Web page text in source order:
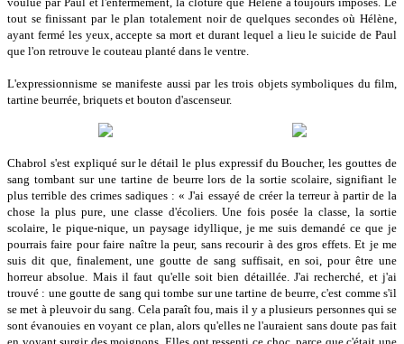
tout se finissant par le plan totalement noir de quelques secondes où Hélène,
ayant fermé les yeux, accepte sa mort et durant lequel a lieu le suicide de Paul
que l'on retrouve le couteau planté dans le ventre.
L'expressionnisme se manifeste aussi par les trois objets symboliques du film,
tartine beurrée, briquets et bouton d'ascenseur.
Chabrol s'est expliqué sur le détail le plus expressif du Boucher, les gouttes de
sang tombant sur une tartine de beurre lors de la sortie scolaire, signifiant le
plus terrible des crimes sadiques : « J'ai essayé de créer la terreur à partir de la
chose la plus pure, une classe d'écoliers. Une fois posée la classe, la sortie
scolaire, le pique-nique, un paysage idyllique, je me suis demandé ce que je
pourrais faire pour faire naître la peur, sans recourir à des gros effets. Et je me
suis dit que, finalement, une goutte de sang suffisait, en soi, pour être une
horreur absolue. Mais il faut qu'elle soit bien détaillée. J'ai recherché, et j'ai
trouvé : une goutte de sang qui tombe sur une tartine de beurre, c'est comme s'il
se met à pleuvoir du sang. Cela paraît fou, mais il y a plusieurs personnes qui se
sont évanouies en voyant ce plan, alors qu'elles ne l'auraient sans doute pas fait